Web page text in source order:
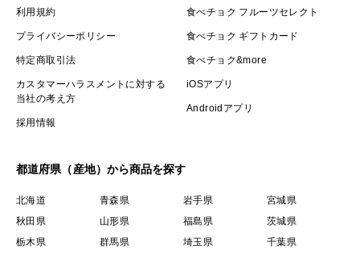
利用規約
プライバシーポリシー
特定商取引法
カスタマーハラスメントに対する
当社の考え方
採用情報
食べチョク フルーツセレクト
食べチョク ギフトカード
食べチョク&more
iOSアプリ
Androidアプリ
都道府県（産地）から商品を探す
北海道 青森県 岩手県
宮城県
秋田県
山形県 福島県
茨城県
栃木県
群馬県 埼玉県
千葉県